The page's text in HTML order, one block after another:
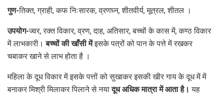
गुण-तिक्त, ग्राही, कफ निःसारक, व्रणघ्न, शीतवीर्य, मूत्रल, शीतल ।
उपयोग-ज्वर, रक्त विकार, व्रण, दाह, अतिसार, बच्चों के कास में, कण्ठ विकार
में लाभकारी।बच्चों की खाँसी मेंइसके पत्रों को पान के पत्ते में रखकर
चबाकर खाने से लाभ होता है ।
महिला के दूध विकार में इसके पत्तों को सुखाकर इसकी खीर गाय के दूध में में
बनाकर मिश्री मिलाकर पिलाने से नयादूध अधिक मात्रा में आता है। यह